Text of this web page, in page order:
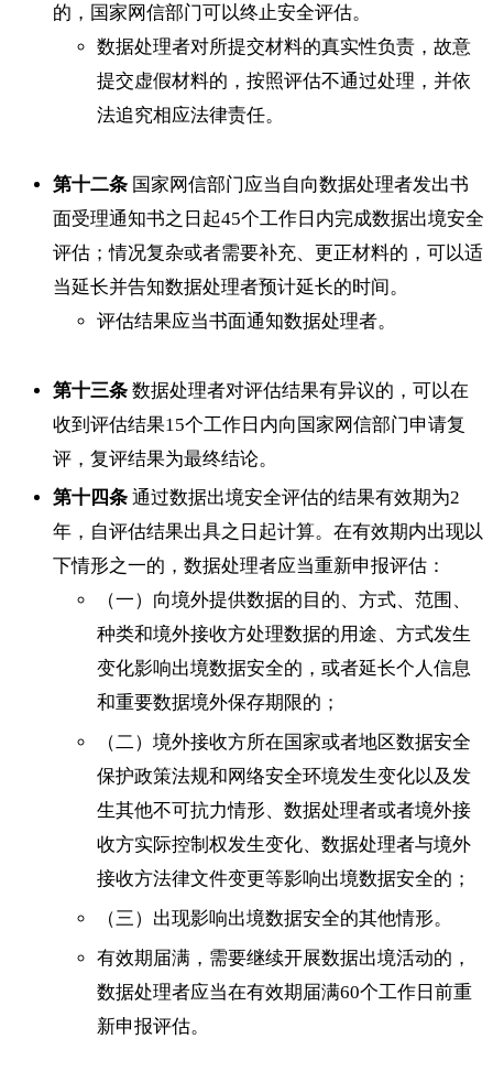
的，国家网信部门可以终止安全评估。
数据处理者对所提交材料的真实性负责，故意
提交虚假材料的，按照评估不通过处理，并依
法追究相应法律责任。
第十二条 国家网信部门应当自向数据处理者发出书
面受理通知书之日起45个工作日内完成数据出境安全
评估；情况复杂或者需要补充、更正材料的，可以适
当延长并告知数据处理者预计延长的时间。
评估结果应当书面通知数据处理者。
第十三条 数据处理者对评估结果有异议的，可以在
收到评估结果15个工作日内向国家网信部门申请复
评，复评结果为最终结论。
第十四条 通过数据出境安全评估的结果有效期为2
年，自评估结果出具之日起计算。在有效期内出现以
下情形之一的，数据处理者应当重新申报评估：
（一）向境外提供数据的目的、方式、范围、
种类和境外接收方处理数据的用途、方式发生
变化影响出境数据安全的，或者延长个人信息
和重要数据境外保存期限的；
（二）境外接收方所在国家或者地区数据安全
保护政策法规和网络安全环境发生变化以及发
生其他不可抗力情形、数据处理者或者境外接
收方实际控制权发生变化、数据处理者与境外
接收方法律文件变更等影响出境数据安全的；
（三）出现影响出境数据安全的其他情形。
有效期届满，需要继续开展数据出境活动的，
数据处理者应当在有效期届满60个工作日前重
新申报评估。